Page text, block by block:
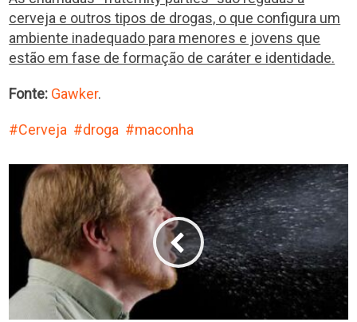
cerveja e outros tipos de drogas, o que configura um
ambiente inadequado para menores e jovens que
estão em fase de formação de caráter e identidade.
Fonte: Gawker.
Cerveja droga maconha